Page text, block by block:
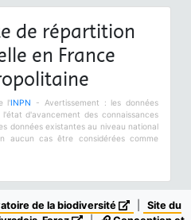
de répartition
en France
l'INPN
- Avertissement : les données
d'avancement des connaissances
données existantes au niveau national
aucun cas être considérées comme
de la biodiversité
Site du